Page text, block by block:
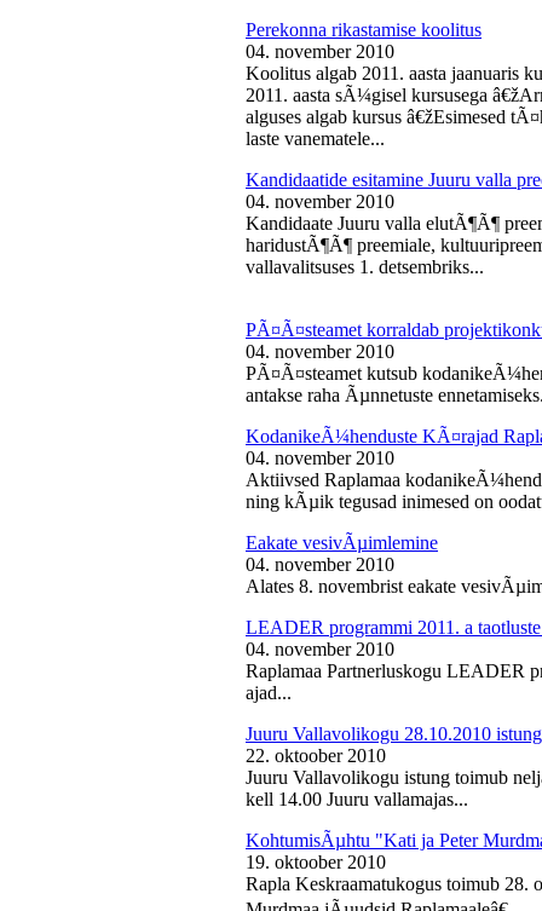
Perekonna rikastamise koolitus
04. november 2010
Koolitus algab 2011. aasta jaanuaris
2011. aasta sÃ¼gisel kursusega
alguses algab kursus â€žEsimesed
laste vanematele...
Kandidaatide esitamine Juuru valla
04. november 2010
Kandidaate Juuru valla elutÃ¶Ã¶
haridustÃ¶Ã¶ preemiale,
vallavalitsuses 1. detsembriks...
PÃ¤Ã¤steamet korraldab
04. november 2010
PÃ¤Ã¤steamet kutsub
antakse raha Ãµnnetuste
KodanikeÃ¼henduste KÃ¤rajad
04. november 2010
Aktiivsed Raplamaa
ning kÃµik tegusad inimesed on
Eakate vesivÃµimlemine
04. november 2010
Alates 8. novembrist eakate
LEADER programmi 2011. a
04. november 2010
Raplamaa Partnerluskogu LEADER
ajad...
Juuru Vallavolikogu 28.10.2010 istung
22. oktoober 2010
Juuru Vallavolikogu istung toimub
kell 14.00 Juuru vallamajas...
KohtumisÃµhtu "Kati ja Peter
19. oktoober 2010
Rapla Keskraamatukogus toimub